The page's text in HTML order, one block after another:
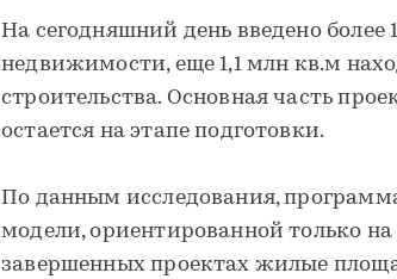
На сегодняшний день введено более
недвижимости, еще 1,1 млн кв.м
строительства. Основная часть
остается на этапе подготовки.
По данным исследования,
модели, ориентированной только
завершенных проектах жилые